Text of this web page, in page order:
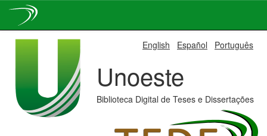
English Español Português
Unoeste
Biblioteca Digital de Teses e Dissertações